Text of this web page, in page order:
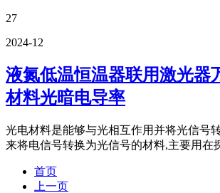
27
2024-12
液氮低温恒温器联用激光器
材料光暗电导率
光电材料是能够与光相互作用并将光信号
来将电信号转换为光信号的材料,主要用在
首页
上一页